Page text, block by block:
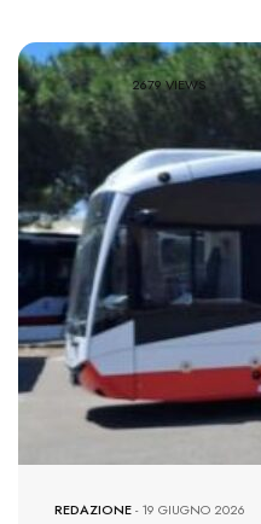
2679 VIEWS
REDAZIONE-19 GIUGNO 2026